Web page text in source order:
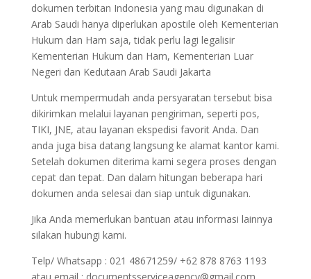
dokumen terbitan Indonesia yang mau digunakan di
Arab Saudi hanya diperlukan apostile oleh Kementerian
Hukum dan Ham saja, tidak perlu lagi legalisir
Kementerian Hukum dan Ham, Kementerian Luar
Negeri dan Kedutaan Arab Saudi Jakarta
Untuk mempermudah anda persyaratan tersebut bisa
dikirimkan melalui layanan pengiriman, seperti pos,
TIKI, JNE, atau layanan ekspedisi favorit Anda. Dan
anda juga bisa datang langsung ke alamat kantor kami.
Setelah dokumen diterima kami segera proses dengan
cepat dan tepat. Dan dalam hitungan beberapa hari
dokumen anda selesai dan siap untuk digunakan.
Jika Anda memerlukan bantuan atau informasi lainnya
silakan hubungi kami.
Telp/ Whatsapp : 021 48671259/ +62 878 8763 1193